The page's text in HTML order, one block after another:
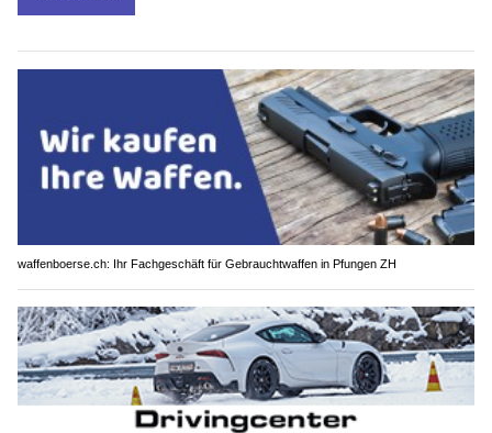
waffenboerse.ch: Ihr Fachgeschäft für Gebrauchtwaffen in Pfungen ZH